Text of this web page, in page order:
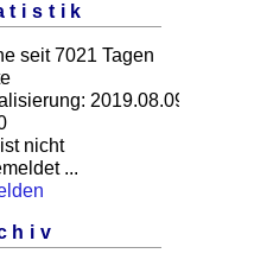
seit 7021 Tagen
2019.08.09,
nicht
...